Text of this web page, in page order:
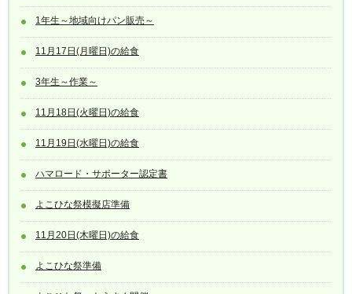
1年生～地域向けパン販売～
11月17日(月曜日)の給食
3年生～作業～
11月18日(火曜日)の給食
11月19日(水曜日)の給食
ハマロード・サポーター認定書
よこひな祭模擬店準備
11月20日(木曜日)の給食
よこひな祭準備